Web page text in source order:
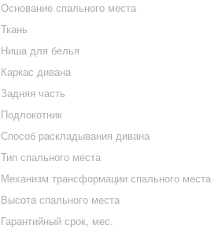
Основание спального места
Ткань
Ниша для белья
Каркас дивана
Задняя часть
Подлокотник
Способ раскладывания дивана
Тип спального места
Механизм трансформации спального места
Высота спального места
Гарантийный срок, мес.